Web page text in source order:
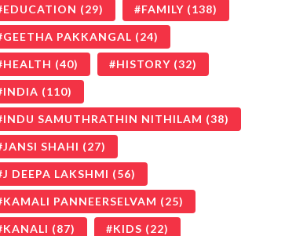
EDUCATION (29) FAMILY (138)
GEETHA PAKKANGAL (24)
HEALTH (40) HISTORY (32)
INDIA (110)
INDU SAMUTHRATHIN NITHILAM (38)
JANSI SHAHI (27)
J DEEPA LAKSHMI (56)
KAMALI PANNEERSELVAM (25)
KANALI (87) KIDS (22)